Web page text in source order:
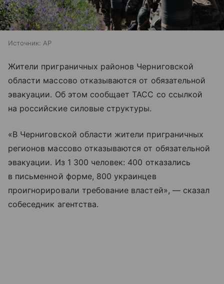
Источник: AP
Жители приграничных районов Черниговской
области массово отказываются от обязательной
эвакуации. Об этом сообщает ТАСС со ссылкой
на российские силовые структуры.
«В Черниговской области жители приграничных
регионов массово отказываются от обязательной
эвакуации. Из 1 300 человек: 400 отказались
в письменной форме, 800 украинцев
проигнорировали требование властей», — сказал
собеседник агентства.